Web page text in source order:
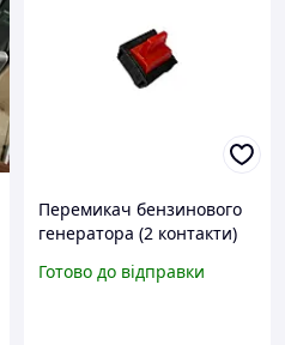
Перемикач бензинового
генератора (2 контакти)
Готово до відправки